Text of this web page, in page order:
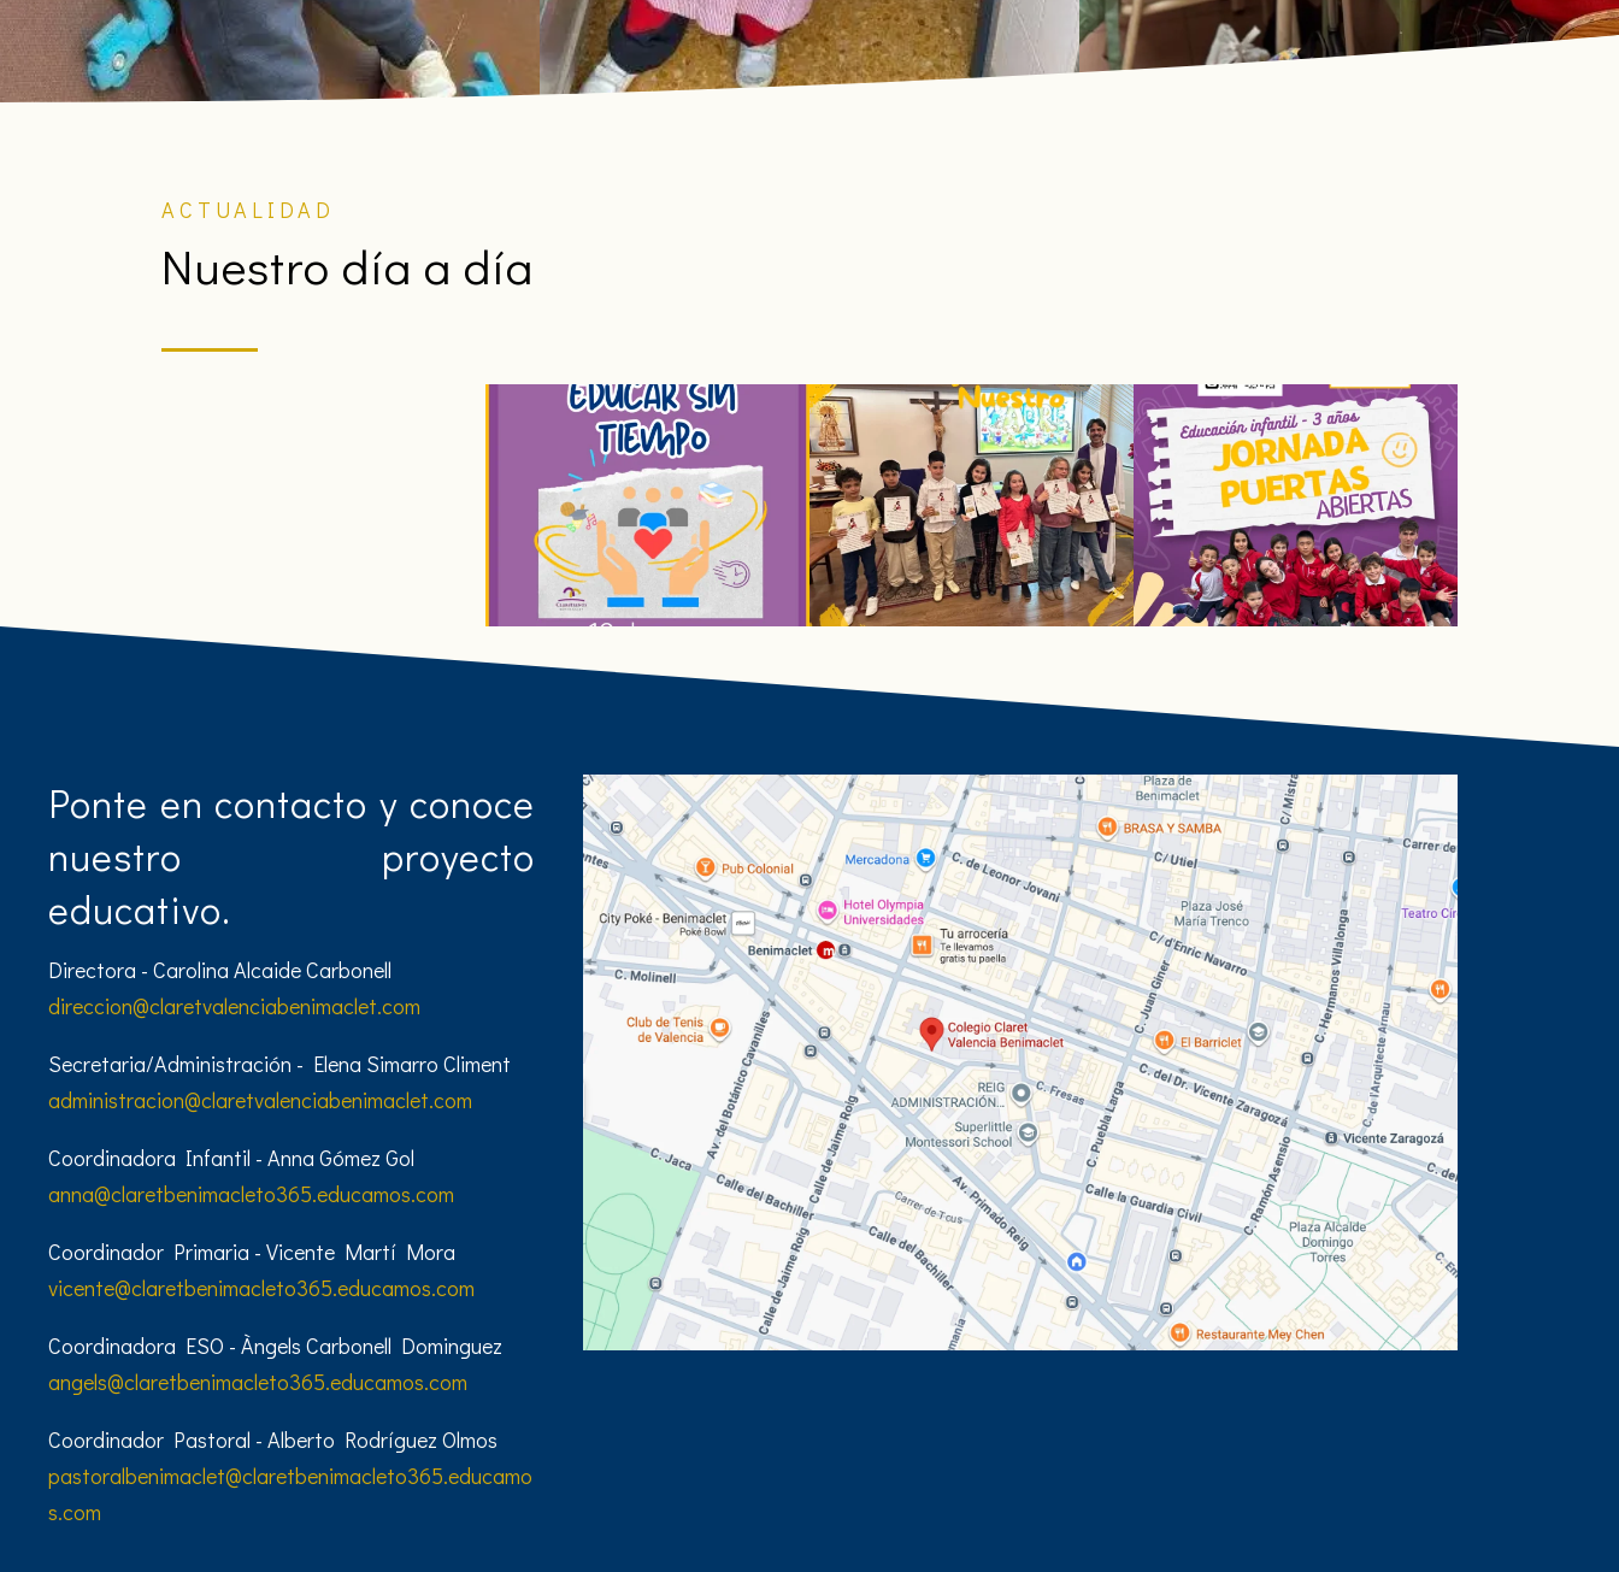
ACTUALIDAD
Nuestro día a día
Ponte en contacto y conoce
nuestro proyecto
educativo.
Directora - Carolina Alcaide Carbonell
direccion@claretvalenciabenimaclet.com
Secretaria/Administración - Elena Simarro Climent
administracion@claretvalenciabenimaclet.com
Coordinadora Infantil - Anna Gómez Gol
anna@claretbenimacleto365.educamos.com
Coordinador Primaria - Vicente Martí Mora
vicente@claretbenimacleto365.educamos.com
Coordinadora ESO - Àngels Carbonell Dominguez
angels@claretbenimacleto365.educamos.com
Coordinador Pastoral - Alberto Rodríguez Olmos
pastoralbenimaclet@claretbenimacleto365.educamo
s.com